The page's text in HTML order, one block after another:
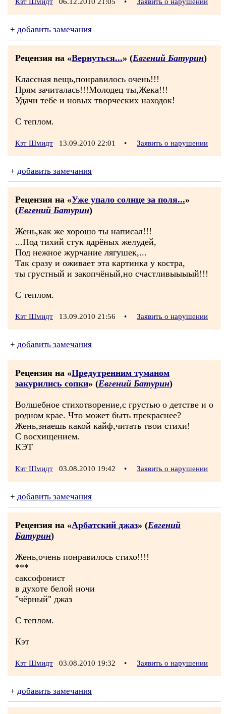
+ добавить замечания
Рецензия на «Вернуться...» (Евгений Батурин)
Классная вещь,понравилось очень!!!
Прям зачиталась!!!Молодец ты,Жека!!!
Удачи тебе и новых творческих находок!
С теплом.
Кэт Шмидт 13.09.2010 22:01 • Заявить о нарушении
+ добавить замечания
Рецензия на «Уже упало солнце за поля...»
(Евгений Батурин)
Жень,как же хорошо ты написал!!!
...Под тихий стук ядрёных желудей,
Под нежное журчание лягушек,...
Так сразу и оживает эта картинка у костра,
ты грустный и закопчёный,но счастливыыыый!!!
С теплом.
Кэт Шмидт 13.09.2010 21:56 • Заявить о нарушении
+ добавить замечания
Рецензия на «Предутренним туманом
закурились сопки» (Евгений Батурин)
Волшебное стихотворение,с грустью о детстве и о
родном крае. Что может быть прекраснее?
Жень,знаешь какой кайф,читать твои стихи!
С восхищением.
КЭТ
Кэт Шмидт 03.08.2010 19:42 • Заявить о нарушении
+ добавить замечания
Рецензия на «Арбатский джаз» (Евгений
Батурин)
Жень,очень понравилось стихо!!!!
***
саксофонист
в духоте белой ночи
"чёрный" джаз
С теплом.
Кэт
Кэт Шмидт 03.08.2010 19:32 • Заявить о нарушении
+ добавить замечания